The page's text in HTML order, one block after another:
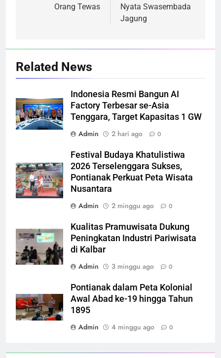
Orang Tewas
Nyata Swasembada
Jagung
Related News
Indonesia Resmi Bangun AI
Factory Terbesar se-Asia
Tenggara, Target Kapasitas 1 GW
Admin
2 hari ago 0
Festival Budaya Khatulistiwa
2026 Terselenggara Sukses,
Pontianak Perkuat Peta Wisata
Nusantara
Admin
2 minggu ago 0
Kualitas Pramuwisata Dukung
Peningkatan Industri Pariwisata
di Kalbar
Admin
3 minggu ago 0
Pontianak dalam Peta Kolonial
Awal Abad ke-19 hingga Tahun
1895
Admin
4 minggu ago 0